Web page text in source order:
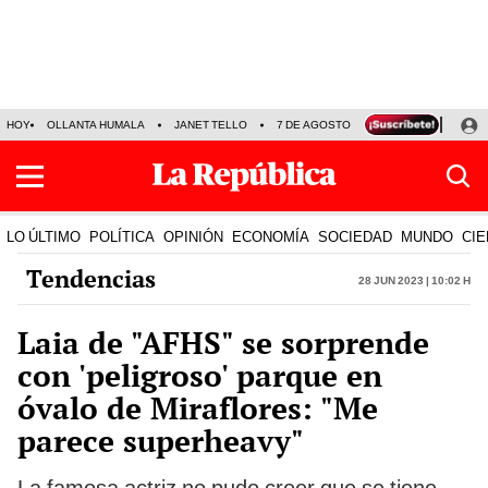
HOY OLLANTA HUMALA JANET TELLO 7 DE AGOSTO TINKA RESULTADOS
LO ÚLTIMO POLÍTICA OPINIÓN ECONOMÍA SOCIEDAD MUNDO
Tendencias 28 Jun 2023 | 10:02 h
Laia de "AFHS" se sorprende
con 'peligroso' parque en
óvalo de Miraflores: "Me
parece superheavy"